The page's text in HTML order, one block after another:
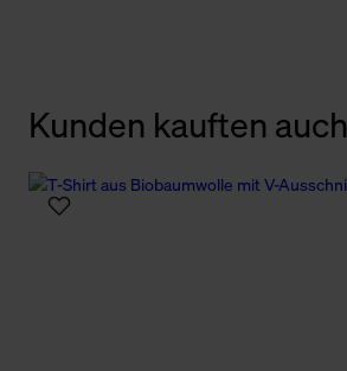
Kunden kauften auch